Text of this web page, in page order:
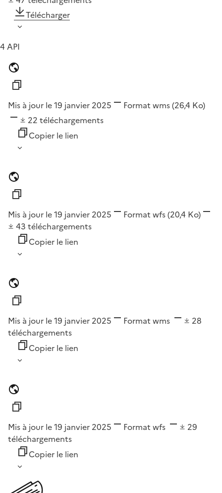
Télécharger
4 API
Mis à jour le 19 janvier 2025 Format wms(26,4 Ko)
22 téléchargements
Copier le lien
Mis à jour le 19 janvier 2025 Format wfs(20,4 Ko)
43 téléchargements
Copier le lien
Mis à jour le 19 janvier 2025 Format wms
28
téléchargements
Copier le lien
Mis à jour le 19 janvier 2025 Format wfs
29
téléchargements
Copier le lien